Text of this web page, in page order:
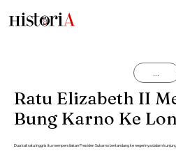
...
Ratu Elizabeth II
Bung Karno Ke
Dua kali ratu Inggris itu mempersilakan Presiden Sukarno bertandang ke negerinya dalam